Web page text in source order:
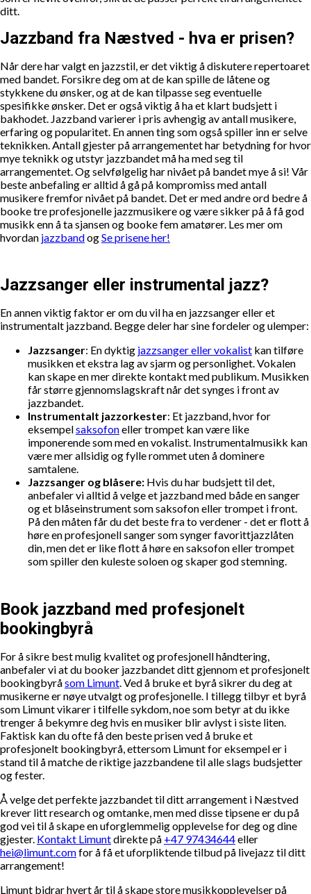
ditt.
Jazzband fra Næstved - hva er prisen?
Når dere har valgt en jazzstil, er det viktig å diskutere repertoaret
med bandet. Forsikre deg om at de kan spille de låtene og
stykkene du ønsker, og at de kan tilpasse seg eventuelle
spesifikke ønsker. Det er også viktig å ha et klart budsjett i
bakhodet. Jazzband varierer i pris avhengig av antall musikere,
erfaring og popularitet. En annen ting som også spiller inn er selve
teknikken. Antall gjester på arrangementet har betydning for hvor
mye teknikk og utstyr jazzbandet må ha med seg til
arrangementet. Og selvfølgelig har nivået på bandet mye å si! Vår
beste anbefaling er alltid å gå på kompromiss med antall
musikere fremfor nivået på bandet. Det er med andre ord bedre å
booke tre profesjonelle jazzmusikere og være sikker på å få god
musikk enn å ta sjansen og booke fem amatører. Les mer om
hvordan jazzbandogSe prisene her!
Jazzsanger eller instrumental jazz?
En annen viktig faktor er om du vil ha en jazzsanger eller et
instrumentalt jazzband. Begge deler har sine fordeler og ulemper:
Jazzsanger: En dyktig jazzsanger eller vokalist kan tilføre
musikken et ekstra lag av sjarm og personlighet. Vokalen
kan skape en mer direkte kontakt med publikum. Musikken
får større gjennomslagskraft når det synges i front av
jazzbandet.
Instrumentalt jazzorkester: Et jazzband, hvor for
eksempelsaksofoneller trompet kan være like
imponerende som med en vokalist. Instrumentalmusikk kan
være mer allsidig og fylle rommet uten å dominere
samtalene.
Jazzsanger og blåsere: Hvis du har budsjett til det,
anbefaler vi alltid å velge et jazzband med både en sanger
og et blåseinstrument som saksofon eller trompet i front.
På den måten får du det beste fra to verdener - det er flott å
høre en profesjonell sanger som synger favorittjazzlåten
din, men det er like flott å høre en saksofon eller trompet
som spiller den kuleste soloen og skaper god stemning.
Book jazzband med profesjonelt
bookingbyrå
For å sikre best mulig kvalitet og profesjonell håndtering,
anbefaler vi at du booker jazzbandet ditt gjennom et profesjonelt
bookingbyråsom Limunt. Ved å bruke et byrå sikrer du deg at
musikerne er nøye utvalgt og profesjonelle. I tillegg tilbyr et byrå
som Limunt vikarer i tilfelle sykdom, noe som betyr at du ikke
trenger å bekymre deg hvis en musiker blir avlyst i siste liten.
Faktisk kan du ofte få den beste prisen ved å bruke et
profesjonelt bookingbyrå, ettersom Limunt for eksempel er i
stand til å matche de riktige jazzbandene til alle slags budsjetter
og fester.
Å velge det perfekte jazzbandet til ditt arrangement i Næstved
krever litt research og omtanke, men med disse tipsene er du på
god vei til å skape en uforglemmelig opplevelse for deg og dine
gjester. Kontakt Limuntdirekte på +47 97434644eller
hei@limunt.comfor å få et uforpliktende tilbud på livejazz til ditt
arrangement!
Limunt bidrar hvert år til å skape store musikkopplevelser på